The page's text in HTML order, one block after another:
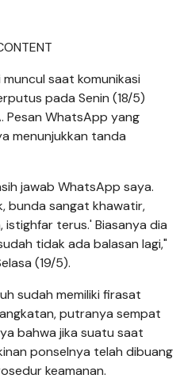
saat komunikasi
pada Senin (18/5)
Pesan WhatsApp yang
menunjukkan tanda
jawab WhatsApp saya.
bunda sangat khawatir,
terus.' Biasanya dia
tidak ada balasan lagi,"
(19/5).
sudah memiliki firasat
putranya sempat
bahwa jika suatu saat
ponselnya telah dibuang
keamanan.